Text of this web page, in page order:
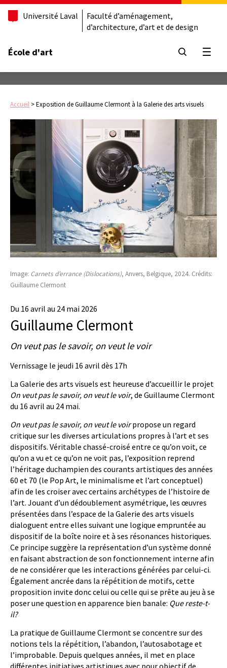
Université Laval
Faculté d’aménagement,
d’architecture, d’art et de design
École d'art
Accueil >Exposition de Guillaume Clermont à la Galerie des arts visuels
Image: Carnets d’errance (Dislocations), Anvers, Belgique, 2024. Crédits:
Guillaume Clermont
Du 16 avril au 24 mai 2026
Guillaume Clermont
On veut pas le savoir, on veut le voir
Vernissage le jeudi 16 avril dès 17h
La Galerie des arts visuels est heureuse d’accueillir le projet
On veut pas le savoir, on veut le voir, de Guillaume Clermont
du 16 avril au 24 mai.
On veut pas le savoir, on veut le voirpropose un regard
critique sur les diverses articulations propres à l’art et ses
dispositifs. Véritable chassé-croisé entre ce qu’on voit, ce
qu’on a vu et ce qu’on ne voit pas, l’exposition reprend
l’héritage duchampien des courants artistiques des années
60 et 70 (le Pop Art, le minimalisme et l’art conceptuel)
afin de les croiser avec certains archétypes de l’histoire de
l’art. Jouant d’un dédoublement asymétrique, les œuvres
présentées dans l’espace de la Galerie des arts visuels
dialoguent entre elles suivant une logique empruntée au
dispositif de la boîte noire et à ses résonances historiques.
Ce principe suggère la représentation d’un système donné
en faisant abstraction de son fonctionnement interne afin
de ne considérer que les interactions générées par celui-ci.
Également ancrée dans la répétition de motifs, cette
proposition invite donc celui ou celle qui se prête au jeu à se
poser une question en apparence bien banale: Que reste-t-
il?
La pratique de Guillaume Clermont se concentre sur des
notions tels la répétition, l’abandon, l’autosabotage et
l’improbable. Depuis quelques années, il met en place
différentes initiatives artistiques avec pour objectif de